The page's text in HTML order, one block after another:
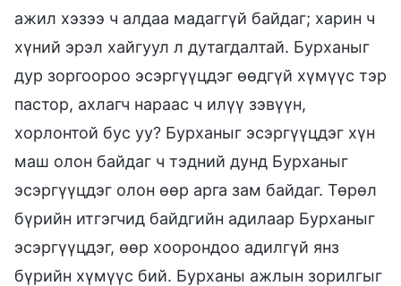
ажил хэзээ ч алдаа мадаггүй байдаг; харин ч
хүний эрэл хайгуул л дутагдалтай. Бурханыг
дур зоргоороо эсэргүүцдэг өөдгүй хүмүүс тэр
пастор, ахлагч нараас ч илүү зэвүүн,
хорлонтой бус уу? Бурханыг эсэргүүцдэг хүн
маш олон байдаг ч тэдний дунд Бурханыг
эсэргүүцдэг олон өөр арга зам байдаг. Төрөл
бүрийн итгэгчид байдгийн адилаар Бурханыг
эсэргүүцдэг, өөр хоорондоо адилгүй янз
бүрийн хүмүүс бий. Бурханы ажлын зорилгыг